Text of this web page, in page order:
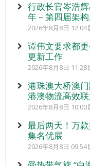
行政长官岑浩
年 – 第四届架构
2026年8月8日 12:04
谭伟文要求都
更新工作
2026年8月8日 11:28
港珠澳大桥澳
港澳物流高效
2026年8月8日 10:00
最后两天！万
集名优展
2026年8月8日 09:54